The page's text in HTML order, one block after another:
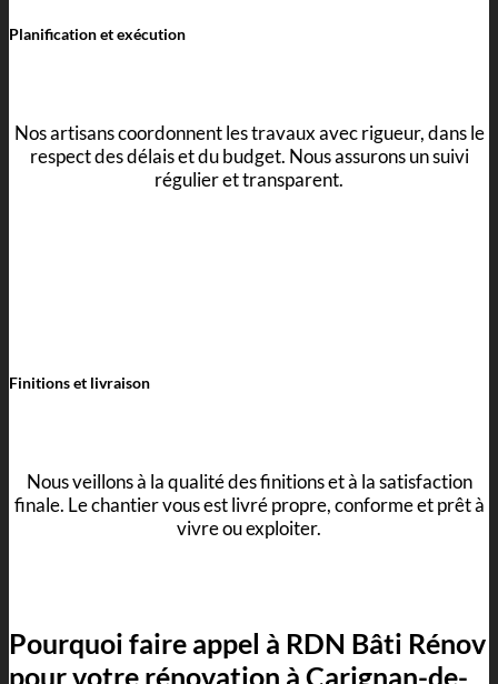
Planification et exécution
Nos artisans coordonnent les travaux avec rigueur, dans le
respect des délais et du budget. Nous assurons un suivi
régulier et transparent.
Finitions et livraison
Nous veillons à la qualité des finitions et à la satisfaction
finale. Le chantier vous est livré propre, conforme et prêt à
vivre ou exploiter.
Pourquoi faire appel à RDN Bâti Rénov
pour votre rénovation à Carignan-de-